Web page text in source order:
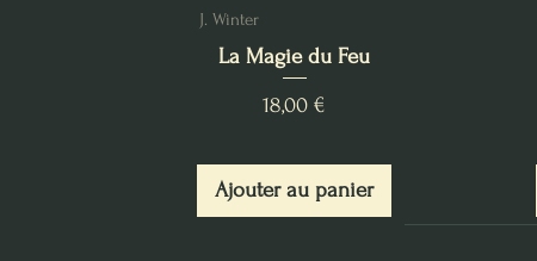
J. Winter
La Magie du Feu
Prix
18,00 €
Ajouter au panier